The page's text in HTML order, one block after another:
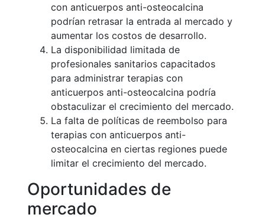
con anticuerpos anti-osteocalcina
podrían retrasar la entrada al mercado y
aumentar los costos de desarrollo.
La disponibilidad limitada de
profesionales sanitarios capacitados
para administrar terapias con
anticuerpos anti-osteocalcina podría
obstaculizar el crecimiento del mercado.
La falta de políticas de reembolso para
terapias con anticuerpos anti-
osteocalcina en ciertas regiones puede
limitar el crecimiento del mercado.
Oportunidades de
mercado